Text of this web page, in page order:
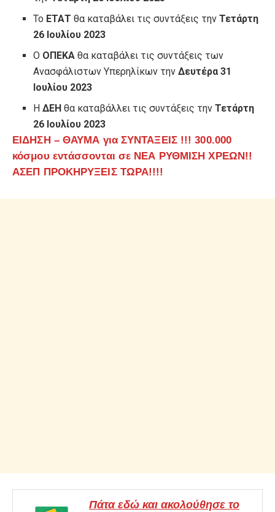
Το ΕΤΑΤ θα καταβάλει τις συντάξεις τηνΤετάρτη
26 Ιουλίου 2023
Ο ΟΠΕΚΑθα καταβάλει τις συντάξεις των
Ανασφάλιστων Υπερηλίκων τηνΔευτέρα 31
Ιουλίου 2023
ΗΔΕΗθα καταβάλλει τις συντάξεις τηνΤετάρτη
26 Ιουλίου 2023
ΕΙΔΗΣΗ – ΘΑΥΜΑ για ΣΥΝΤΑΞΕΙΣ !!! 300.000
κόσμου εντάσσονται σε ΝΕΑ ΡΥΘΜΙΣΗ ΧΡΕΩΝ!!
ΑΣΕΠ ΠΡΟΚΗΡΥΞΕΙΣ ΤΩΡΑ!!!!
Πάτα εδώ και ακολούθησε το